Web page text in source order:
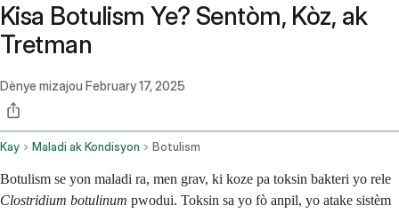
Kisa Botulism Ye? Sentòm, Kòz, ak
Tretman
Dènye mizajou February 17, 2025
Kay Maladi ak Kondisyon Botulism
Botulism se yon maladi ra, men grav, ki koze pa toksin bakteri yo rele
Clostridium botulinum pwodui. Toksin sa yo fò anpil, yo atake sistèm